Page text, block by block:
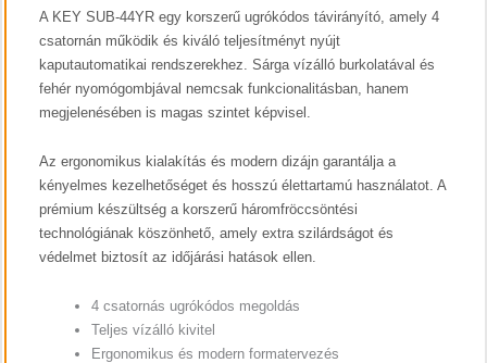
A KEY SUB-44YR egy korszerű ugrókódos távirányító, amely 4
csatornán működik és kiváló teljesítményt nyújt
kaputautomatikai rendszerekhez. Sárga vízálló burkolatával és
fehér nyomógombjával nemcsak funkcionalitásban, hanem
megjelenésében is magas szintet képvisel.
Az ergonomikus kialakítás és modern dizájn garantálja a
kényelmes kezelhetőséget és hosszú élettartamú használatot. A
prémium készültség a korszerű háromfröccsöntési
technológiának köszönhető, amely extra szilárdságot és
védelmet biztosít az időjárási hatások ellen.
4 csatornás ugrókódos megoldás
Teljes vízálló kivitel
Ergonomikus és modern formatervezés